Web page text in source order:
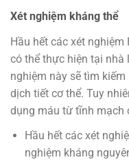
Xét nghiệm kháng thể
Hầu hết các xét nghiệm
có thể thực hiện tại nhà
nghiệm này sẽ tìm
dịch tiết cơ thể. Tuy
dụng máu từ tĩnh mạch
Hầu hết các xét
nghiệm kháng